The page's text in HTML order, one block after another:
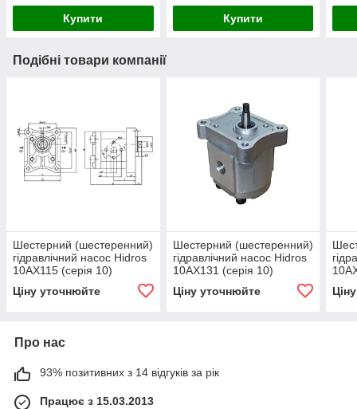
Купити Купити
Подібні товари компанії
Шестерний (шестеренний)
гідравлічний насос Hidros
10АХ115 (серія 10)
Ціну уточнюйте
Шестерний (шестеренний)
гідравлічний насос Hidros
10АХ131 (серія 10)
Ціну уточнюйте
Про нас
93% позитивних з 14 відгуків за рік
Працює з 15.03.2013